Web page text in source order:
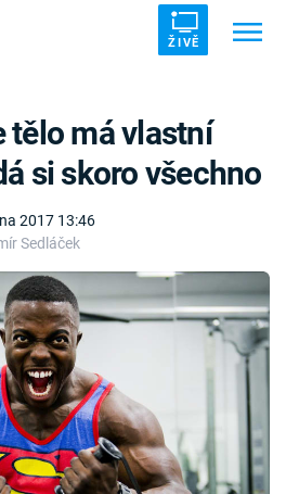
ŽIVĚ
2017 13:46
Sedláček
tělo má vlastní
si skoro všechno